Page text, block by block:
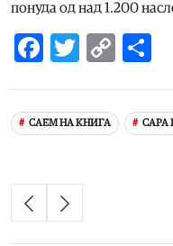
понуда од над 1.200
Facebook
Twitter
Copy
САЕМ НА КНИГА САРА